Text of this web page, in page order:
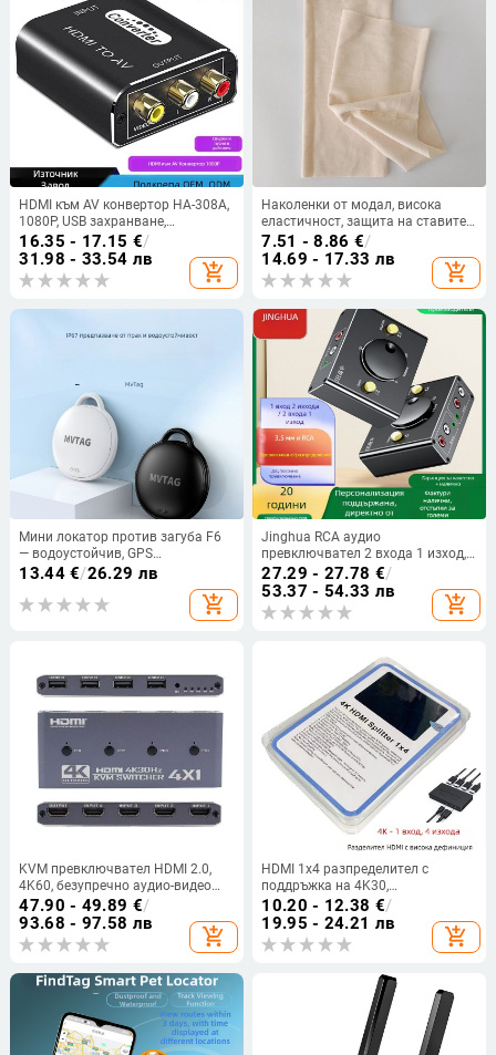
HDMI към AV конвертор HA-308A,
1080P, USB захранване,
съвместим с различни приставки
и DVD плейъри
16.35 - 17.15 €/
31.98 - 33.54 лв
add_shopping_cart
Наколенки от модал, висока
еластичност, защита на ставите
— за възрастни, целогодишни
7.51 - 8.86 €/
14.69 - 17.33 лв
add_shopping_cart
Мини локатор против загуба F6
— водоустойчив, GPS
проследяване, съвместим с iOS,
13.44€/26.29 лв
add_shopping_cart
Jinghua RCA аудио
превключвател 2 входа 1 изход,
червено/бяло, без загуба на
сигнала
27.29 - 27.78 €/
53.37 - 54.33 лв
add_shopping_cart
KVM превключвател HDMI 2.0,
4K60, безупречно аудио-видео
синхронно превключване, модел
OZK5, гаранция 1 година
47.90 - 49.89 €/
93.68 - 97.58 лв
add_shopping_cart
HDMI 1x4 разпределител с
поддръжка на 4K30,
дистанционно събуждане и
управление на захранването
10.20 - 12.38 €/
19.95 - 24.21 лв
add_shopping_cart